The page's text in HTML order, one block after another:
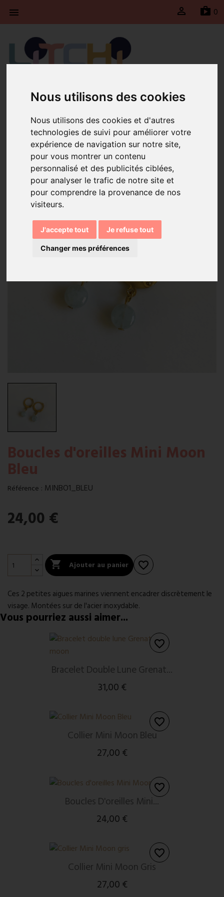
Nous utilisons des cookies
Nous utilisons des cookies et d'autres
technologies de suivi pour améliorer votre
expérience de navigation sur notre site,
pour vous montrer un contenu
personnalisé et des publicités ciblées,
pour analyser le trafic de notre site et
pour comprendre la provenance de nos
visiteurs.
J'accepte tout Je refuse tout
Changer mes préférences
 0

Litchi fait une pause du 30 juillet jusqu’au 23 août
2026 inclus. Les expéditions seront suspendues
durant cette période et reprendront le lundi 24
août 2026.
Accueil
Boucles d'oreilles Mini Moon Bleu
Boucles d'oreilles Mini Moon
Bleu
Référence : MINBO1_BLEU
24,00 €
 Ajouter au panier favorite_border
Ces 2 petites aigues marines viennent encadrer discrètement le
visage. Montées sur de l'acier inoxydable.
Vous pourriez aussi aimer...
Bracelet Double Lune Grenat...
31,00 €
favorite_border
Collier Mini Moon Bleu
27,00 €
favorite_border
Boucles D'oreilles Mini...
24,00 €
favorite_border
Collier Mini Moon Gris
27,00 €
favorite_border